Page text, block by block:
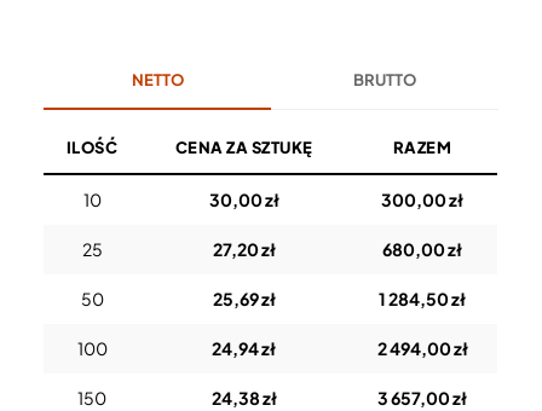
NETTO BRUTTO
ILOŚĆ CENA ZA SZTUKĘ RAZEM
10 30,00 zł 300,00 zł
25 27,20 zł 680,00 zł
50 25,69 zł 1 284,50 zł
100 24,94 zł 2 494,00 zł
150 24,38 zł 3 657,00 zł